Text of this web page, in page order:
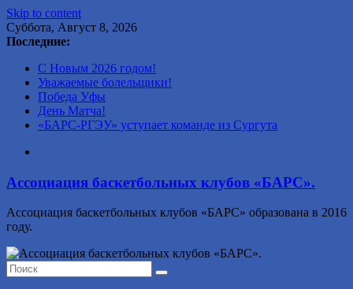
Skip to content
Суббота, Август 8, 2026
Последние:
С Новым 2026 годом!
Уважаемые болельщики!
Победа Уфы
День Матча!
«БАРС-РГЭУ» уступает команде из Сургута
Ассоциация баскетбольных клубов «БАРС».
Ассоциация баскетбольных клубов «БАРС» образована в 2016
году.